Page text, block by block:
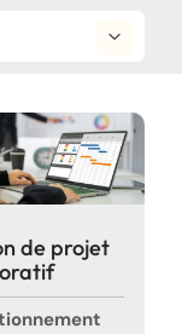
lisible
de projet